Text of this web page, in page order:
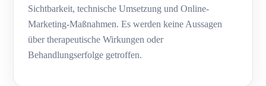
Sichtbarkeit, technische Umsetzung und Online-
Marketing-Maßnahmen. Es werden keine Aussagen
über therapeutische Wirkungen oder
Behandlungserfolge getroffen.